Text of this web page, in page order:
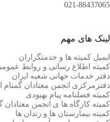
021-88437065
لینک های مهم
ایمیل کمیته ها و خدمتگزاران
کميته اطلاع رسانی و روابط
دفتر خدمات جهانی شعبه ايران
دفترمرکزی انجمن معتادان گمنام
کمیته فصلنامه پیام بهبودی
کمیته کارگاه ها ی انجمن معتادان
کمیته بیمارستان ها و زندان ها